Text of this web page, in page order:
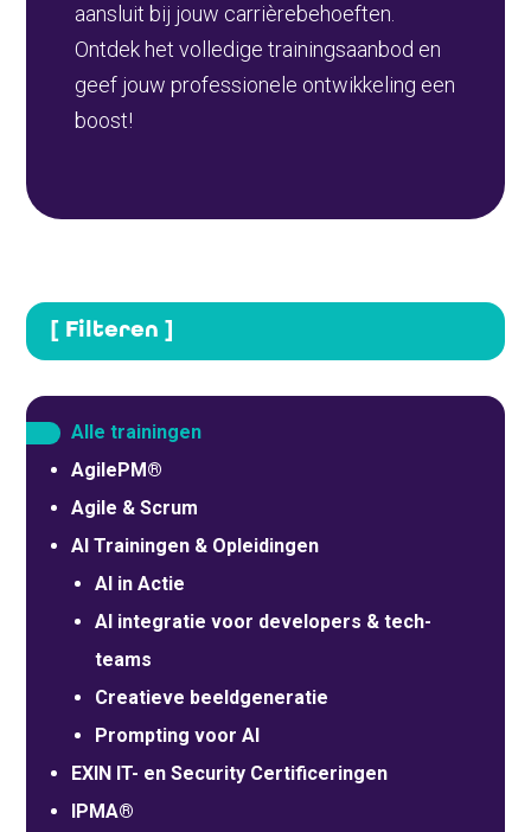
aansluit bij jouw carrièrebehoeften.
Ontdek het volledige trainingsaanbod en
geef jouw professionele ontwikkeling een
boost!
[ Filteren ]
Alle trainingen
AgilePM®
Agile & Scrum
AI Trainingen & Opleidingen
AI in Actie
AI integratie voor developers & tech-
teams
Creatieve beeldgeneratie
Prompting voor AI
EXIN IT- en Security Certificeringen
IPMA®